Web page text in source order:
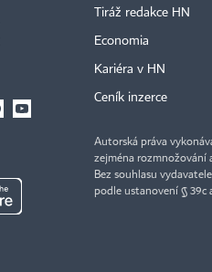
Tiráž redakce HN
Economia
Kariéra v HN
Ceník inzerce
Autorská práva
zejména rozmnožování
Bez souhlasu
podle ustanovení § 39c